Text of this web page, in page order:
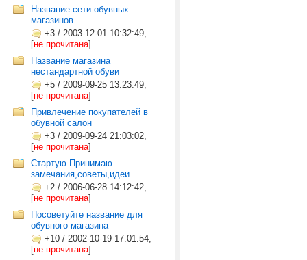
Название сети обувных
магазинов
+3 / 2003-12-01 10:32:49,
[не прочитана]
Название магазина
нестандартной обуви
+5 / 2009-09-25 13:23:49,
[не прочитана]
Привлечение покупателей в
обувной салон
+3 / 2009-09-24 21:03:02,
[не прочитана]
Стартую.Принимаю
замечания,советы,идеи.
+2 / 2006-06-28 14:12:42,
[не прочитана]
Посоветуйте название для
обувного магазина
+10 / 2002-10-19 17:01:54,
[не прочитана]